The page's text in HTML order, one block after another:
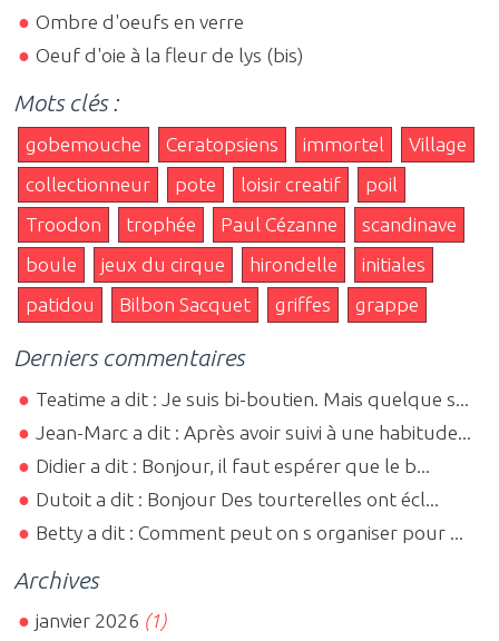
Ombre d'oeufs en verre
Oeuf d'oie à la fleur de lys (bis)
Mots clés :
gobemouche Ceratopsiens immortel
Village
collectionneur
pote loisir creatif
poil
Troodon
trophée Paul Cézanne
scandinave
boule
jeux du cirque hirondelle
initiales
patidou
Bilbon Sacquet griffes grappe
Derniers commentaires
Teatime a dit : Je suis bi-boutien. Mais quelque s...
Jean-Marc a dit : Après avoir suivi à une habitude...
Didier a dit : Bonjour, il faut espérer que le b...
Dutoit a dit : Bonjour Des tourterelles ont écl...
Betty a dit : Comment peut on s organiser pour ...
Archives
janvier 2026 (1)